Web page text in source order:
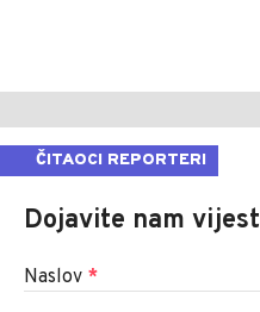
ČITAOCI REPORTERI
Dojavite nam vijest
Naslov *